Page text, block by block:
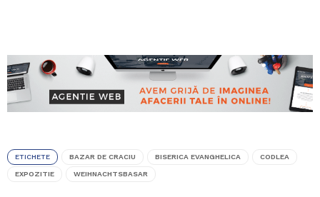
ETICHETE BAZAR DE CRACIU BISERICA EVANGHELICA CODLEA
EXPOZITIE WEIHNACHTSBASAR